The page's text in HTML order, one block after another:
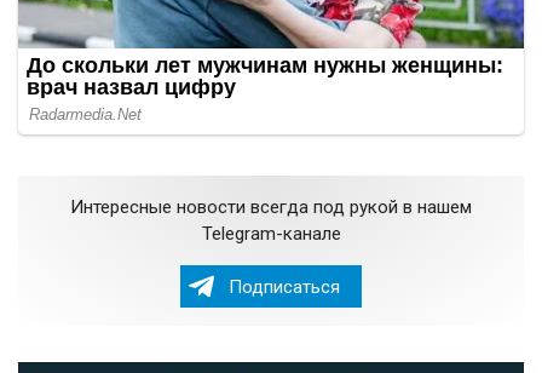
Интересные новости всегда под рукой в нашем
Telegram-канале
Подписаться